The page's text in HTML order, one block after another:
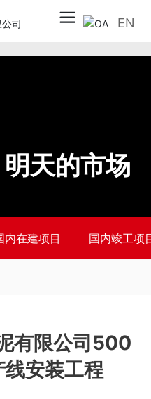
EN
天的市场
内在建项目 国内竣工项
有限公司500
安装工程